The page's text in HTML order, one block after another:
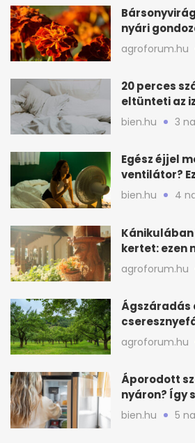
nyári
lépés a dús
agroforum.hu
20 perces
eltünteti az
és a szagot
bien.hu 3
Egész éjjel
ventilátor?
hőségben
bien.hu 4
kertet: ezen
e a hőséget
agroforum.hu
Ágszáradás
kajszin: mit
agroforum.hu
Áporodott
nyáron? Így
meg olcsón
bien.hu 5